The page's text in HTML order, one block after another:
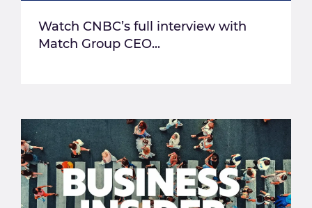
Watch CNBC’s full interview with
Match Group CEO...